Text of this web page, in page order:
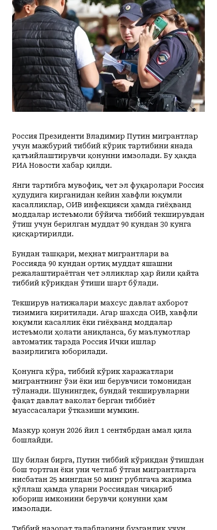
Маданият ва маърифат
КУТУБХОНА
Адабиёт
Илмий ишлар
Мақолалар
Касаба фаоллари учун қўлланмалар
БОШҚАЛАР
Суратлар сўзлаганда...
Колумнистлар
АРХИВ
Toshkent
Shahar
+21 c
Hozir
+21 C
07:00
+23 C
08:00
+27 C
09:00
+31C
10:00
+33C
11:00
+35 C
Ўз
Кириш
Yakshanba, 09 +21 +20
Dushanba, 10 +23 +20
Seshanba, 11 +21 +20
Chorshanba, 12 +20 +20
Payshanba, 13 +24 +20
Juma, 14 +25 +20
Shanba, 15 +22 +20
Yakshanba, 16 +21 +20
Россия Президенти Владимир Путин мигрантлар
учун мажбурий тиббий кўрик тартибини янада
қатъийлаштирувчи қонунни имзолади. Бу ҳақда
РИА Новости хабар қилди.
Янги тартибга мувофиқ, чет эл фуқаролари Россия
ҳудудига кирганидан кейин хавфли юқумли
касалликлар, ОИВ инфекцияси ҳамда гиёҳванд
моддалар истеъмоли бўйича тиббий текширувдан
ўтиш учун берилган муддат 90 кундан 30 кунга
қисқартирилди.
Бундан ташқари, меҳнат мигрантлари ва
Россияда 90 кундан ортиқ муддат яшашни
режалаштираётган чет элликлар ҳар йили қайта
тиббий кўрикдан ўтиши шарт бўлади.
Текширув натижалари махсус давлат ахборот
тизимига киритилади. Агар шахсда ОИВ, хавфли
юқумли касаллик ёки гиёҳванд моддалар
истеъмоли ҳолати аниқланса, бу маълумотлар
автоматик тарзда Россия Ички ишлар
вазирлигига юборилади.
Қонунга кўра, тиббий кўрик харажатлари
мигрантнинг ўзи ёки иш берувчиси томонидан
тўланади. Шунингдек, бундай текширувларни
фақат давлат ваколат берган тиббиёт
муассасалари ўтказиши мумкин.
Мазкур қонун 2026 йил 1 сентябрдан амал қила
бошлайди.
Шу билан бирга, Путин тиббий кўрикдан ўтишдан
бош тортган ёки уни четлаб ўтган мигрантларга
нисбатан 25 мингдан 50 минг рублгача жарима
қўллаш ҳамда уларни Россиядан чиқариб
юбориш имконини берувчи қонунни ҳам
имзолади.